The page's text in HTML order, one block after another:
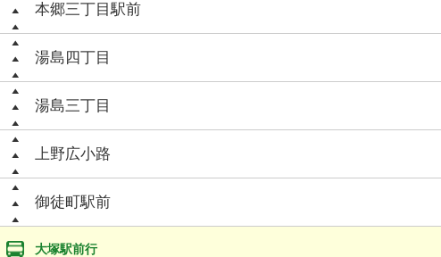
本郷三丁目駅前
湯島四丁目
湯島三丁目
上野広小路
御徒町駅前
大塚駅前行